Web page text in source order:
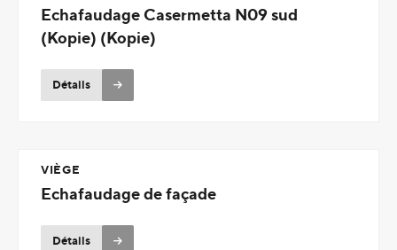
Echafaudage Casermetta N09 sud
(Kopie) (Kopie)
Détails
VIÈGE
Echafaudage de façade
Détails